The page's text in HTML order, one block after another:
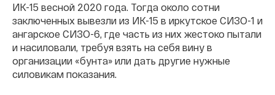
ИК-15 весной 2020 года. Тогда около сотни
заключенных вывезли из ИК-15 в иркутское СИЗО-1 и
ангарское СИЗО-6, где часть из них жестоко пытали
и насиловали, требуя взять на себя вину в
организации «бунта» или дать другие нужные
силовикам показания.